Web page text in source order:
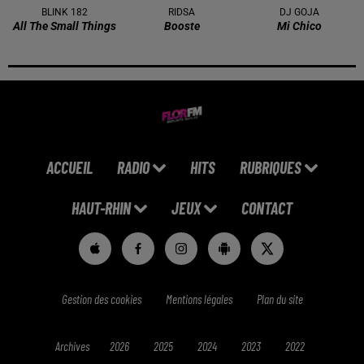
BLINK 182
All The Small Things
RIDSA
Booste
DJ GOJA
Mi Chico
ACCUEIL RADIO HITS RUBRIQUES
HAUT-RHIN JEUX CONTACT
Gestion des cookies Mentions légales Plan du site
Archives 2026 2025 2024 2023 2022